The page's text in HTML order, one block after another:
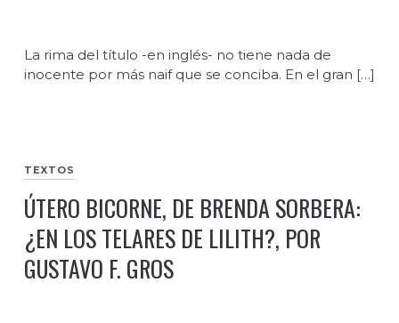
La rima del título -en inglés- no tiene nada de
inocente por más naif que se conciba. En el gran […]
TEXTOS
ÚTERO BICORNE, DE BRENDA SORBERA:
¿EN LOS TELARES DE LILITH?, POR
GUSTAVO F. GROS